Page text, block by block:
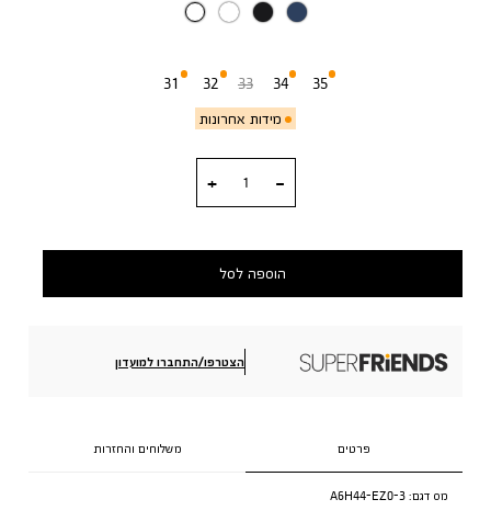
31
מידות אחרונות
32 33 34 35
הוספה לסל
הצטרפו/התחברו למועדון
פרטים משלוחים והחזרות
מס דגם: A6H44-EZ0-3